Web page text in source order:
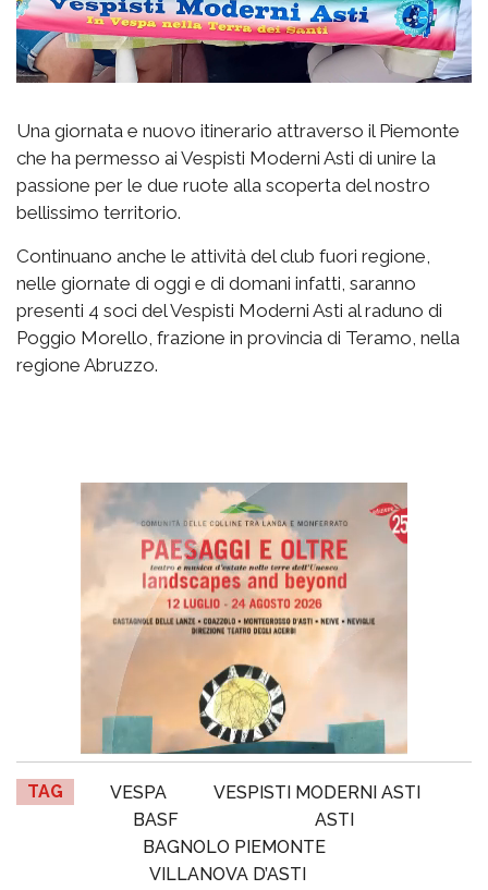
Una giornata e nuovo itinerario attraverso il Piemonte
che ha permesso ai Vespisti Moderni Asti di unire la
passione per le due ruote alla scoperta del nostro
bellissimo territorio.
Continuano anche le attività del club fuori regione,
nelle giornate di oggi e di domani infatti, saranno
presenti 4 soci del Vespisti Moderni Asti al raduno di
Poggio Morello, frazione in provincia di Teramo, nella
regione Abruzzo.
TAG VESPA
VESPISTI MODERNI ASTI
BASF
ASTI
BAGNOLO PIEMONTE
VILLANOVA D’ASTI